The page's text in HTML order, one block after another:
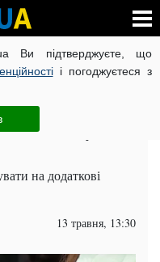
Ви підтверджуєте, що
і погоджуєтеся з
КОРОНАВІРУС В УКРАЇНІ
ЧИТАТЬ НА РУССКОМ
нову
на додаткові
13 травня, 13:30